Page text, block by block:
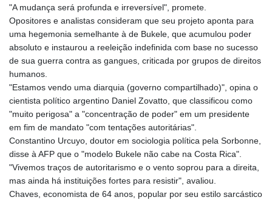
KYD 0.961169
KZT 540.560026
LAK
26041.078389
LBP
LKR 386.869037
LRD 208.186862
LSL 18.737893
LVL 0.697755
LYD 7.336566
MAD 10.74989
MDL 20.056874
MGA
"A mudança será profunda e irreversível", promete.
Opositores e analistas consideram que seu projeto aponta para
uma hegemonia semelhante à de Bukele, que acumulou poder
absoluto e instaurou a reeleição indefinida com base no sucesso
de sua guerra contra as gangues, criticada por grupos de direitos
humanos.
"Estamos vendo uma diarquia (governo compartilhado)", opina o
cientista político argentino Daniel Zovatto, que classificou como
"muito perigosa" a "concentração de poder" em um presidente
em fim de mandato "com tentações autoritárias".
Constantino Urcuyo, doutor em sociologia política pela Sorbonne,
disse à AFP que o "modelo Bukele não cabe na Costa Rica".
"Vivemos traços de autoritarismo e o vento soprou para a direita,
mas ainda há instituições fortes para resistir", avaliou.
Chaves, economista de 64 anos, popular por seu estilo sarcástico